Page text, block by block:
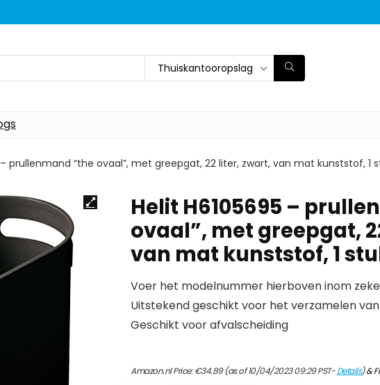
Thuiskantooropslag
– prullenmand “the ovaal”, met greepgat, 22 liter, zwart, van mat kunststof, 1
Helit H6105695 –
ovaal”, met greepgat,
van mat kunststof, 1
Voer het modelnummer hierboven inom
Uitstekend geschikt voor het verzamelen
Geschikt voor afvalscheiding
Amazon.nl Price:€34.89(as of 10/04/2023 09:29 PST-Details)&